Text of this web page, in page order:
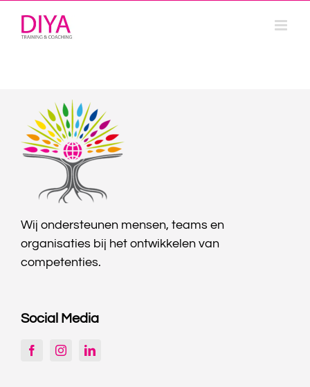
inhoud
Wij ondersteunen mensen, teams en
organisaties bij het ontwikkelen van
competenties.
Social Media